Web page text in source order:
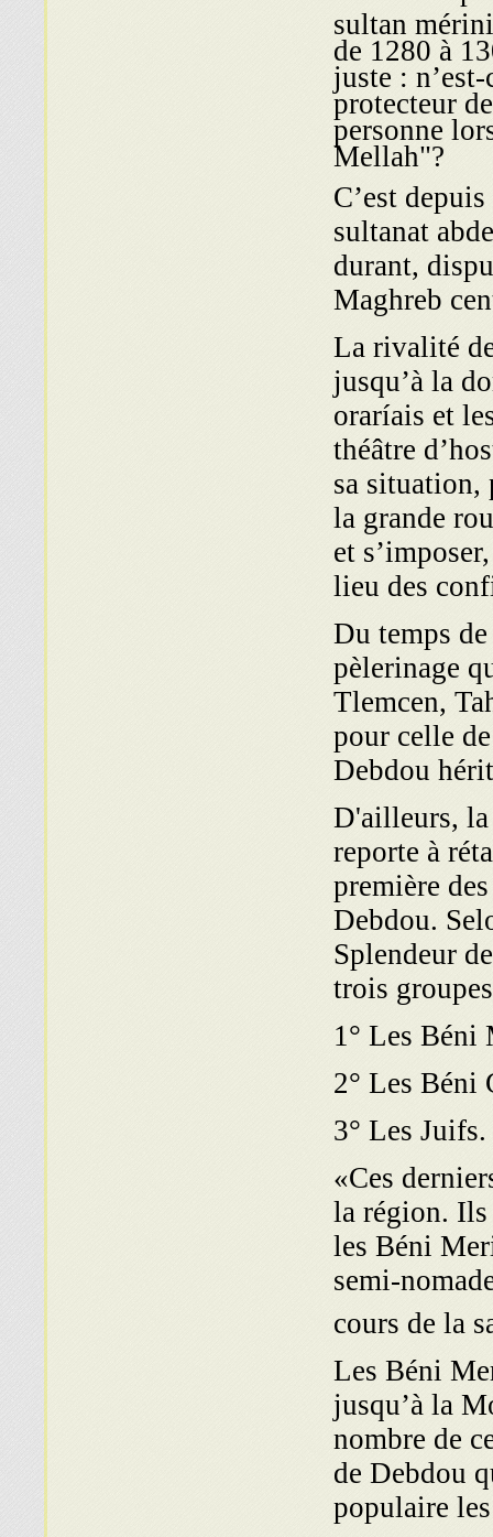
sultan
de 1280 à
juste :
protecteur
personne
Mellah"?
C’est
sultanat
durant,
Maghreb
La rivalité
jusqu’à la
oraríais et
théâtre
sa situation,
la grande
et
lieu des
Du temps
pèlerinage
Tlemcen,
pour celle
Debdou
D'ailleurs,
reporte à
première
Debdou.
Splendeur
trois
1° Les Béni
2° Les Béni
3° Les Juifs.
«Ces
la région. Ils
les Béni
semi-
cours de la
Les Béni
jusqu’à la
nombre de
de Debdou
populaire